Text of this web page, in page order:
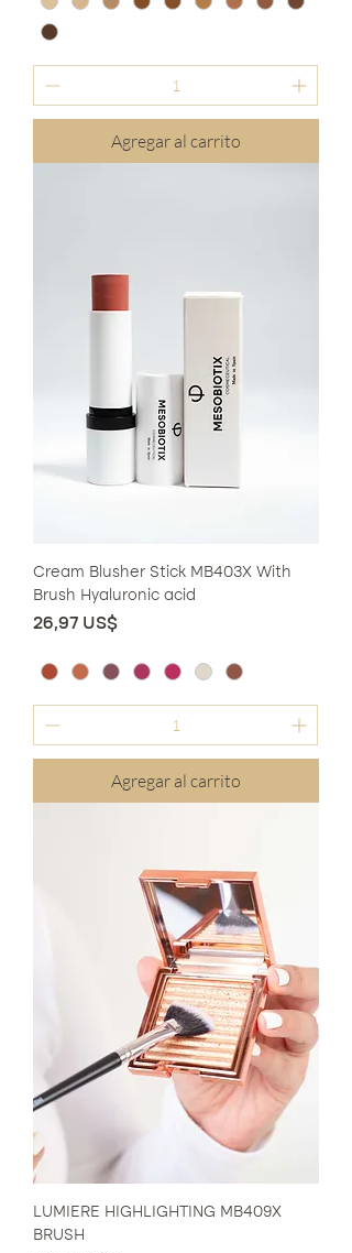
Agregar al carrito
Cream Blusher Stick MB403X With
Brush Hyaluronic acid
Precio
26,97 US$
Agregar al carrito
LUMIERE HIGHLIGHTING MB409X
BRUSH